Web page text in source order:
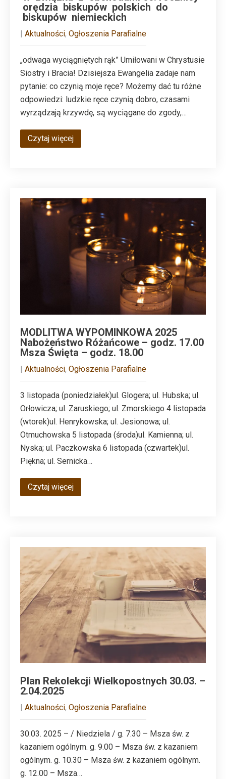
orędzia biskupów polskich do
biskupów niemieckich
Aktualności, Ogłoszenia Parafialne
„odwaga wyciągniętych rąk” Umiłowani w Chrystusie
Siostry i Bracia! Dzisiejsza Ewangelia zadaje nam
pytanie: co czynią moje ręce? Możemy dać tu różne
odpowiedzi: ludzkie ręce czynią dobro, czasami
wyrządzają krzywdę, są wyciągane do zgody,…
Czytaj więcej
MODLITWA WYPOMINKOWA 2025
Nabożeństwo Różańcowe – godz. 17.00
Msza Święta – godz. 18.00
Aktualności, Ogłoszenia Parafialne
3 listopada (poniedziałek)ul. Glogera; ul. Hubska; ul.
Orłowicza; ul. Zaruskiego; ul. Zmorskiego 4 listopada
(wtorek)ul. Henrykowska; ul. Jesionowa; ul.
Otmuchowska 5 listopada (środa)ul. Kamienna; ul.
Nyska; ul. Paczkowska 6 listopada (czwartek)ul.
Piękna; ul. Sernicka…
Czytaj więcej
Plan Rekolekcji Wielkopostnych 30.03. –
2.04.2025
Aktualności, Ogłoszenia Parafialne
30.03. 2025 – / Niedziela / g. 7.30 – Msza św. z
kazaniem ogólnym. g. 9.00 – Msza św. z kazaniem
ogólnym. g. 10.30 – Msza św. z kazaniem ogólnym.
g. 12.00 – Msza…